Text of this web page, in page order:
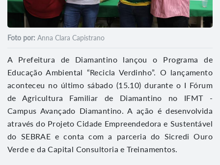
Foto por: Anna Clara Capistrano
A Prefeitura de Diamantino lançou o Programa de
Educação Ambiental “Recicla Verdinho”. O lançamento
aconteceu no último sábado (15.10) durante o I Fórum
de Agricultura Familiar de Diamantino no IFMT -
Campus Avançado Diamantino. A ação é desenvolvida
através do Projeto Cidade Empreendedora e Sustentável
do SEBRAE e conta com a parceria do Sicredi Ouro
Verde e da Capital Consultoria e Treinamentos.